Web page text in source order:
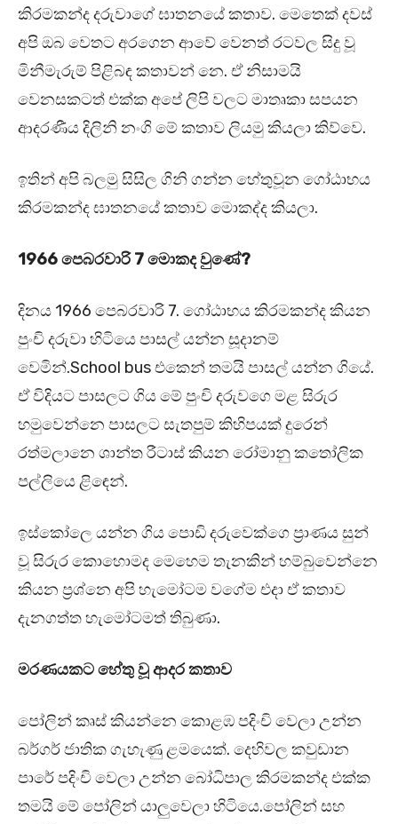
කිරමකන්ද දරුවාගේ ඝාතනයේ කතාව. මෙතෙක් දවස්
අපි ඔබ වෙතට අරගෙන ආවේ වෙනත් රටවල සිදු වූ
මිනීමැරුම් පිළිබඳ කතාවන් නෙ. ඒ නිසාමයි
වෙනසකටත් එක්ක අපේ ලිපි වලට මාතෘකා සපයන
ආදරණීය දිලිනි නංගි මේ කතාව ලියමු කියලා කිව්වෙ.
ඉතින් අපි බලමු සිසිල ගිනි ගන්න හේතුවූන ගෝඨාභය
කිරමකන්ද ඝාතනයේ කතාව මොකද්ද කියලා.
1966 පෙබරවාරි 7 මොකද වුණේ?
දිනය 1966 පෙබරවාරි 7. ගෝඨාභය කිරමකන්ද කියන
පුංචි දරුවා හිටියෙ පාසල් යන්න සූදානම්
වෙමින්.School bus එකෙන් තමයි පාසල් යන්න ගියේ.
ඒ විදියට පාසලට ගිය මේ පුංචි දරුවගෙ මළ සිරුර
හමුවෙන්නෙ පාසලට සැතපුම් කිහිපයක් දුරෙන්
රත්මලානෙ ශාන්ත රීටාස් කියන රෝමානු කතෝලික
පල්ලියෙ ළිඳෙන්.
ඉස්කෝලෙ යන්න ගිය පොඩි දරුවෙක්ගෙ ප්‍රාණය සුන්
වූ සිරුර කොහොමද මෙහෙම තැනකින් හම්බුවෙන්නෙ
කියන ප්‍රශ්නෙ අපි හැමෝටම වගේම එදා ඒ කතාව
දැනගත්ත හැමෝටමත් තිබුණා.
මරණයකට හේතු වූ ආදර කතාව
පෝලින් කෘස් කියන්නෙ කොළඹ පදිංචි වෙලා උන්න
බර්ගර් ජාතික ගැහැණු ළමයෙක්. දෙහිවල කවුඩාන
පාරේ පදිංචි වෙලා උන්න බෝධිපාල කිරමකන්ද එක්ක
තමයි මේ පෝලින් යාලුවෙලා හිටියෙ.පෝලින් සහ